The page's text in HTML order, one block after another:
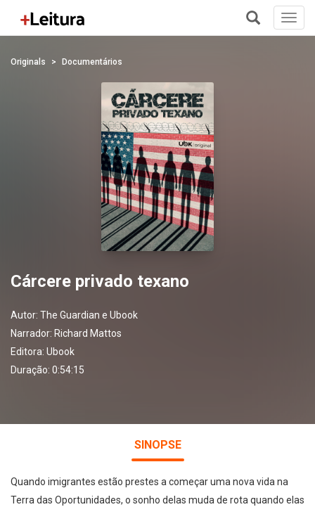
Originals Documentários
Cárcere privado texano
Autor: The Guardian e Ubook
Narrador: Richard Mattos
Editora: Ubook
Duração: 0:54:15
SINOPSE
Quando imigrantes estão prestes a começar uma nova vida na
Terra das Oportunidades, o sonho delas muda de rota quando elas